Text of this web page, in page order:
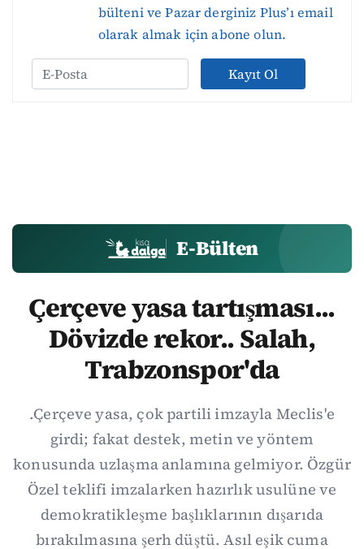
bülteni ve Pazar derginiz Plus’ı email
olarak almak için abone olun.
Kayıt Ol
E-Bülten
Çerçeve yasa tartışması...
Dövizde rekor.. Salah,
Trabzonspor'da
.Çerçeve yasa, çok partili imzayla Meclis'e
girdi; fakat destek, metin ve yöntem
konusunda uzlaşma anlamına gelmiyor. Özgür
Özel teklifi imzalarken hazırlık usulüne ve
demokratikleşme başlıklarının dışarıda
bırakılmasına şerh düştü. Asıl eşik cuma